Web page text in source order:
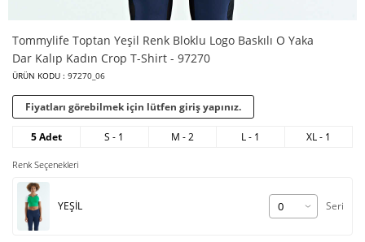
Tommylife Toptan Yeşil Renk Bloklu Logo Baskılı O Yaka
Dar Kalıp Kadın Crop T-Shirt - 97270
ÜRÜN KODU : 97270_06
Fiyatları görebilmek için lütfen giriş yapınız.
5 Adet S - 1 M - 2 L - 1 XL - 1
Renk Seçenekleri
YEŞİL Seri